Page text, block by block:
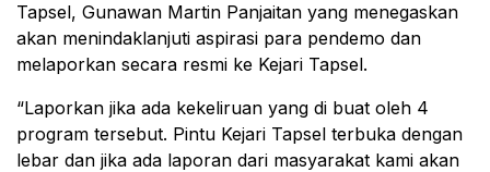
Tapsel, Gunawan Martin Panjaitan yang menegaskan
akan menindaklanjuti aspirasi para pendemo dan
melaporkan secara resmi ke Kejari Tapsel.
“Laporkan jika ada kekeliruan yang di buat oleh 4
program tersebut. Pintu Kejari Tapsel terbuka dengan
lebar dan jika ada laporan dari masyarakat kami akan